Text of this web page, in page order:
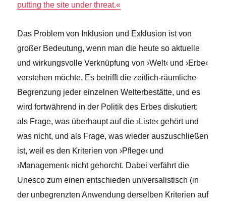
putting the site under threat.«
Das Problem von Inklusion und Exklusion ist von
großer Bedeutung, wenn man die heute so aktuelle
und wirkungsvolle Verknüpfung von ›Welt‹ und ›Erbe‹
verstehen möchte. Es betrifft die zeitlich-räumliche
Begrenzung jeder einzelnen Welterbestätte, und es
wird fortwährend in der Politik des Erbes diskutiert:
als Frage, was überhaupt auf die ›Liste‹ gehört und
was nicht, und als Frage, was wieder auszuschließen
ist, weil es den Kriterien von ›Pflege‹ und
›Management‹ nicht gehorcht. Dabei verfährt die
Unesco zum einen entschieden universalistisch (in
der unbegrenzten Anwendung derselben Kriterien auf